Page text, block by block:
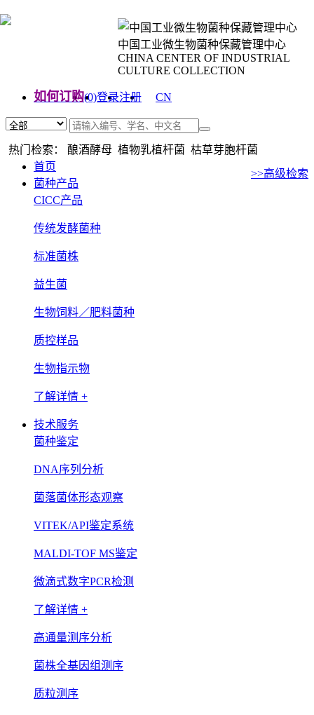
中国工业微生物菌种保藏管理中心
CHINA CENTER OF INDUSTRIAL
CULTURE COLLECTION
如何订购(0)登录注册
CN
热门检索： 酿酒酵母 植物乳植杆菌 枯草芽胞杆菌
>>高级检索
首页
菌种产品
CICC产品
传统发酵菌种
标准菌株
益生菌
生物饲料／肥料菌种
质控样品
生物指示物
了解详情 +
技术服务
菌种鉴定
DNA序列分析
菌落菌体形态观察
VITEK/API鉴定系统
MALDI-TOF MS鉴定
微滴式数字PCR检测
了解详情 +
高通量测序分析
菌株全基因组测序
质粒测序